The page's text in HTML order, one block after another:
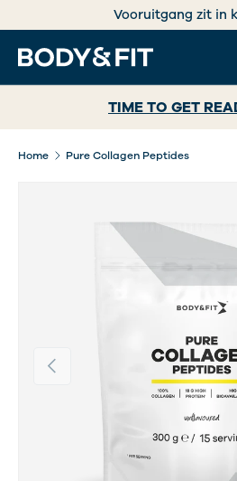
GA NAAR INHOUD
Trustedshops
Zoeken
TIME TO GET
Home Pure Collagen Peptides
Vorige